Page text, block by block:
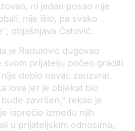
ni jedan posao nije
nije išlo, pa svako
objašnjava Ćatović.
je Radulović dugovao
svom prijatelju počeo graditi
dobio novac zauzvrat.
lova jer je objekat bio
završen,” rekao je
isprečio između njih
u prijateljskim odnosima,